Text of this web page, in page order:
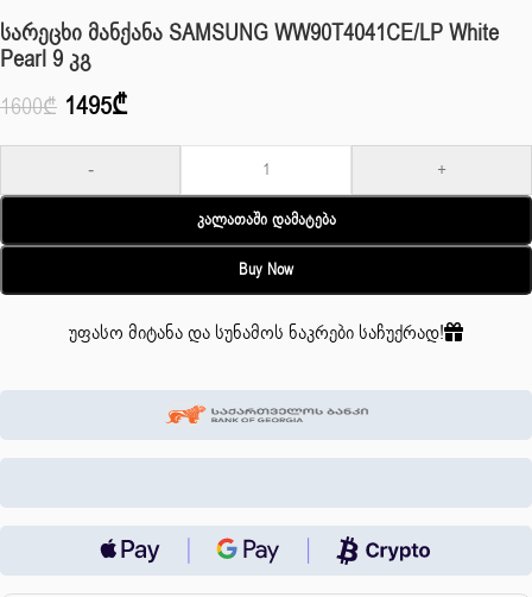
Სარეცხი Მანქანა SAMSUNG WW90T4041CE/LP White
Pearl 9 Კგ
1600₾ 1495₾
- +
Კალათაში Დამატება
Buy Now
უფასო მიტანა და სუნამოს ნაკრები საჩუქრად!